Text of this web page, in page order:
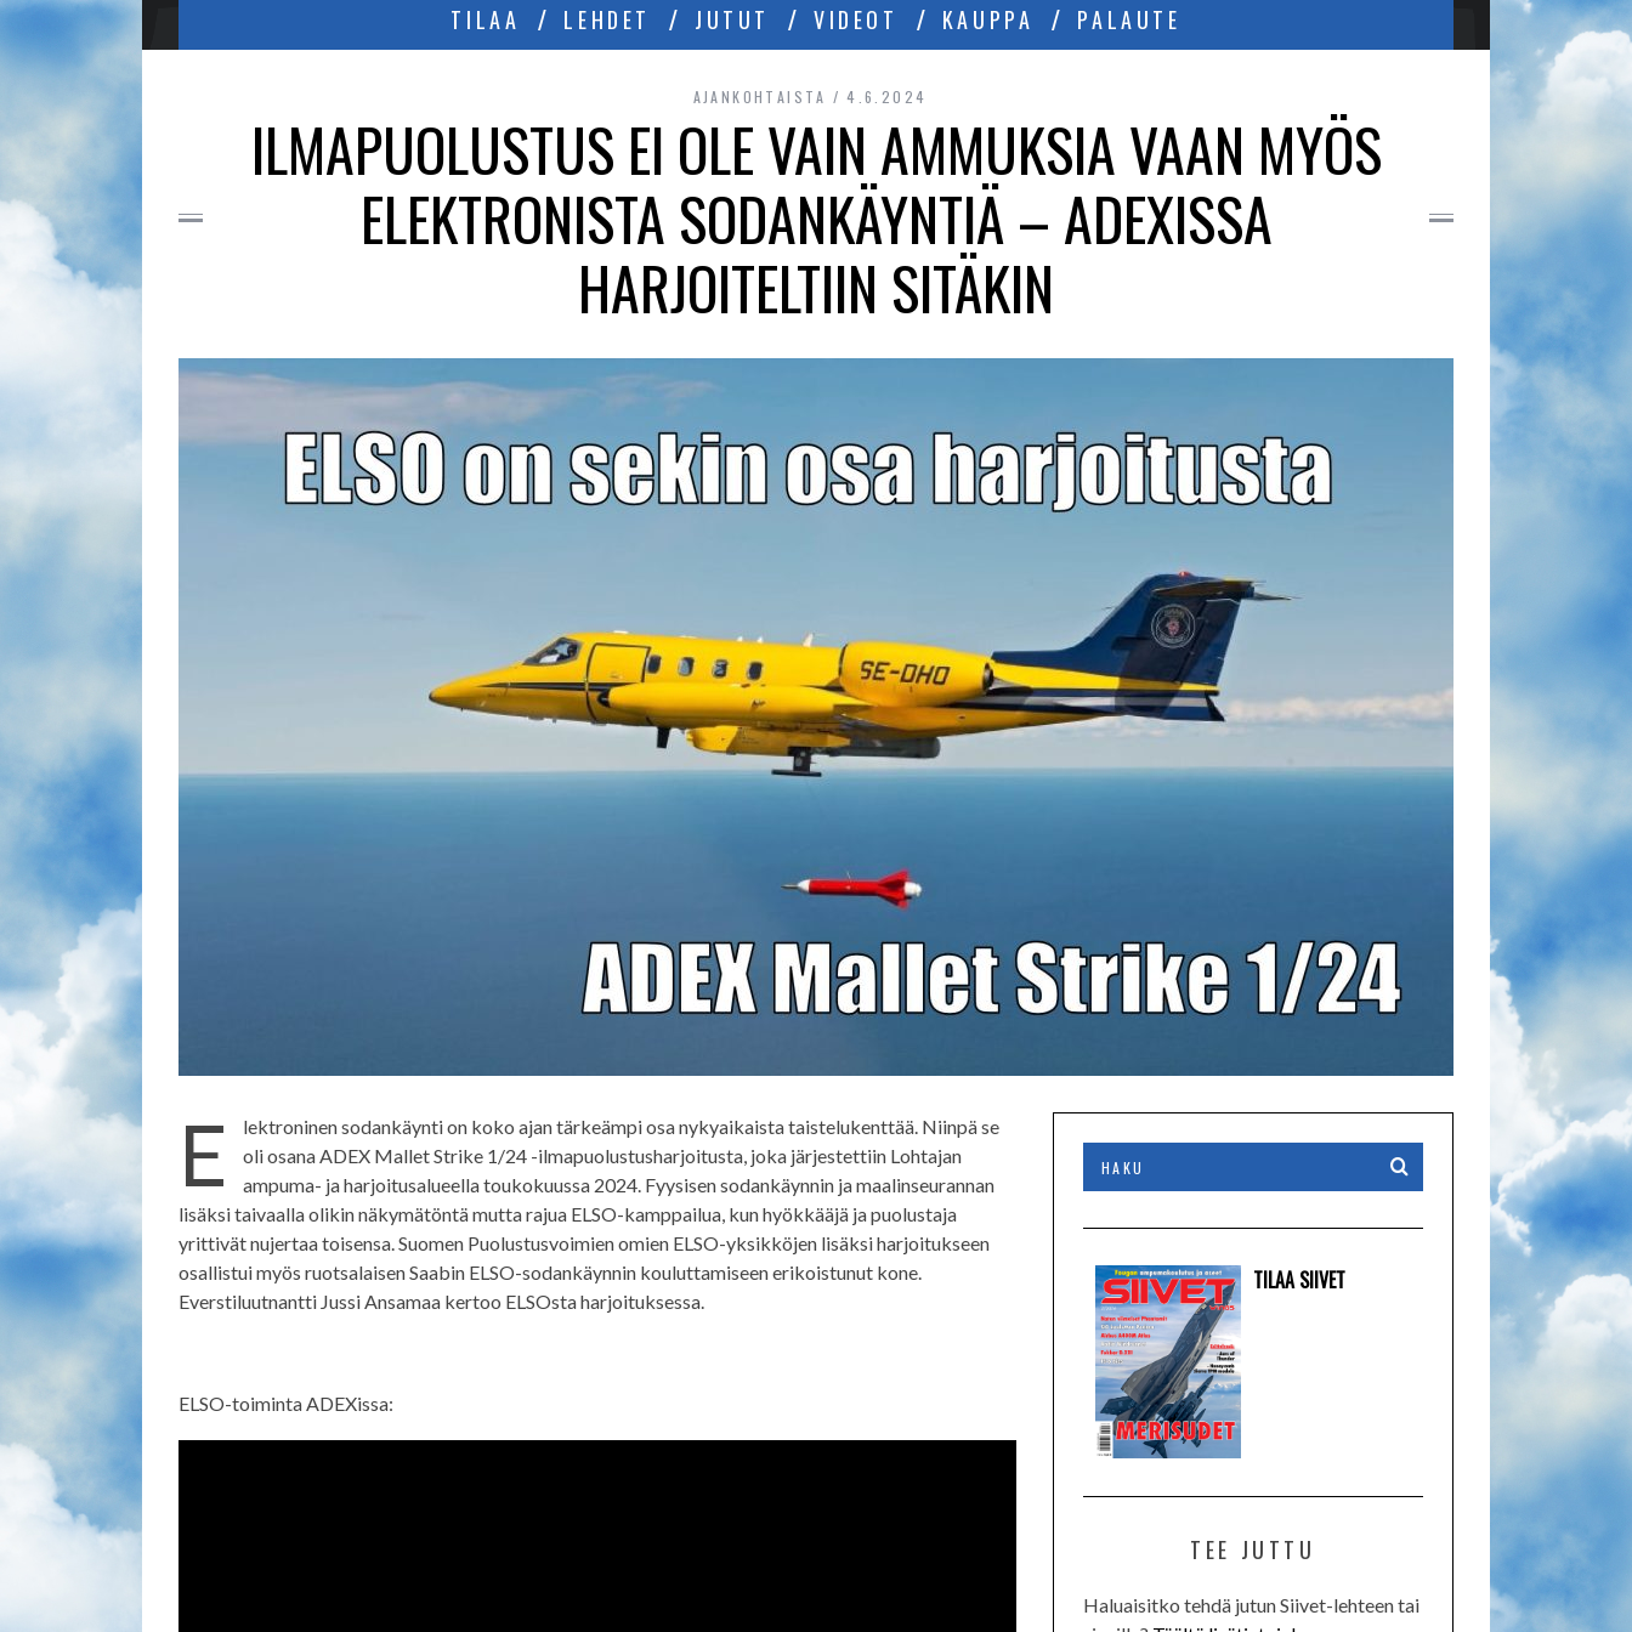
TILAA LEHDET JUTUT VIDEOT KAUPPA PALAUTE
AJANKOHTAISTA 4.6.2024
ILMAPUOLUSTUS EI OLE VAIN AMMUKSIA VAAN MYÖS
ELEKTRONISTA SODANKÄYNTIÄ – ADEXISSA
HARJOITELTIIN SITÄKIN
E
lektroninen sodankäynti on koko ajan tärkeämpi osa nykyaikaista taistelukenttää. Niinpä se
oli osana ADEX Mallet Strike 1/24 -ilmapuolustusharjoitusta, joka järjestettiin Lohtajan
ampuma- ja harjoitusalueella toukokuussa 2024. Fyysisen sodankäynnin ja maalinseurannan
lisäksi taivaalla olikin näkymätöntä mutta rajua ELSO-kamppailua, kun hyökkääjä ja puolustaja
yrittivät nujertaa toisensa. Suomen Puolustusvoimien omien ELSO-yksikköjen lisäksi harjoitukseen
osallistui myös ruotsalaisen Saabin ELSO-sodankäynnin kouluttamiseen erikoistunut kone.
Everstiluutnantti Jussi Ansamaa kertoo ELSOsta harjoituksessa.
ELSO-toiminta ADEXissa:
TILAA SIIVET
TEE JUTTU
Haluaisitko tehdä jutun Siivet-lehteen tai